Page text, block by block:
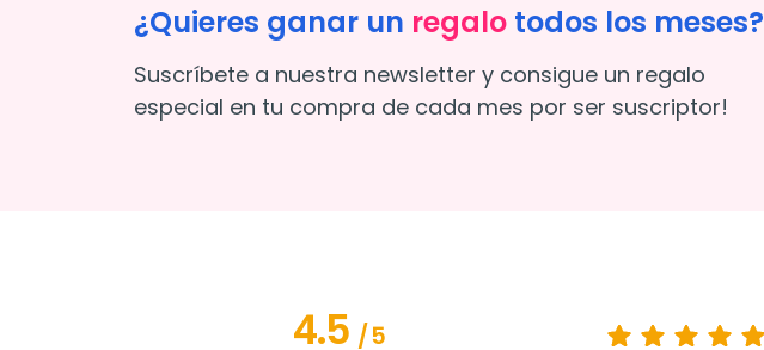
¿Quieres ganar un regalo todos los meses?
Suscríbete a nuestra newsletter y consigue un regalo
especial en tu compra de cada mes por ser suscriptor!
4.5/5